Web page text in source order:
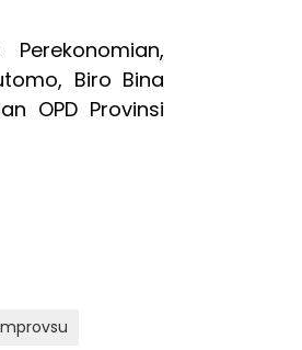
Biro Bina
OPD Provinsi